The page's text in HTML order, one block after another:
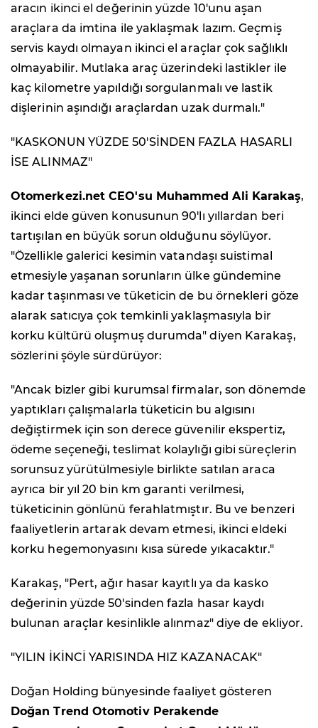
aracın ikinci el değerinin yüzde 10'unu aşan
araçlara da imtina ile yaklaşmak lazım. Geçmiş
servis kaydı olmayan ikinci el araçlar çok sağlıklı
olmayabilir. Mutlaka araç üzerindeki lastikler ile
kaç kilometre yapıldığı sorgulanmalı ve lastik
dişlerinin aşındığı araçlardan uzak durmalı."
"KASKONUN YÜZDE 50'SİNDEN FAZLA HASARLI
İSE ALINMAZ"
Otomerkezi.net CEO'su Muhammed Ali Karakaş,
ikinci elde güven konusunun 90'lı yıllardan beri
tartışılan en büyük sorun olduğunu söylüyor.
"Özellikle galerici kesimin vatandaşı suistimal
etmesiyle yaşanan sorunların ülke gündemine
kadar taşınması ve tüketicin de bu örnekleri göze
alarak satıcıya çok temkinli yaklaşmasıyla bir
korku kültürü oluşmuş durumda" diyen Karakaş,
sözlerini şöyle sürdürüyor:
"Ancak bizler gibi kurumsal firmalar, son dönemde
yaptıkları çalışmalarla tüketicin bu algısını
değiştirmek için son derece güvenilir ekspertiz,
ödeme seçeneği, teslimat kolaylığı gibi süreçlerin
sorunsuz yürütülmesiyle birlikte satılan araca
ayrıca bir yıl 20 bin km garanti verilmesi,
tüketicinin gönlünü ferahlatmıştır. Bu ve benzeri
faaliyetlerin artarak devam etmesi, ikinci eldeki
korku hegemonyasını kısa sürede yıkacaktır."
Karakaş, "Pert, ağır hasar kayıtlı ya da kasko
değerinin yüzde 50'sinden fazla hasar kaydı
bulunan araçlar kesinlikle alınmaz" diye de ekliyor.
"YILIN İKİNCİ YARISINDA HIZ KAZANACAK"
Doğan Holding bünyesinde faaliyet gösteren
Doğan Trend Otomotiv Perakende